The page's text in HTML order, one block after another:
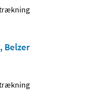
Belzer